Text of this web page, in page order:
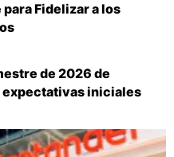
para Fidelizar a los
de 2026 de
iniciales